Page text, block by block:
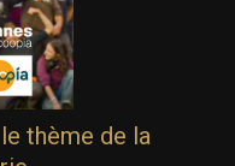
thème de la